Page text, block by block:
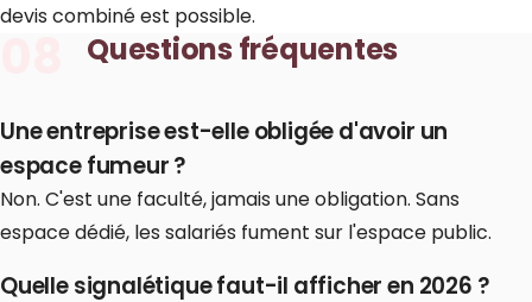
devis combiné est possible.
Questions fréquentes
Une entreprise est-elle obligée d'avoir un
espace fumeur ?
Non. C'est une faculté, jamais une obligation. Sans
espace dédié, les salariés fument sur l'espace public.
Quelle signalétique faut-il afficher en 2026 ?